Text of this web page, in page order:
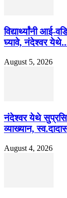
विद्यार्थ्यांनी आई-
घ्यावे, नंदेश्वर
August 5, 2026
नंदेश्वर येथे
व्याख्यान,
August 4, 2026